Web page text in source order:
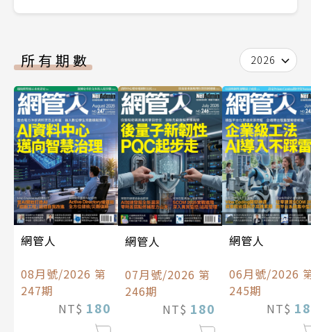
所有期數 2026
網管人
08月號/2026 第
247期
NT$ 180
網管人
07月號/2026 第
246期
NT$ 180
網管人
06月號/2026
245期
NT$